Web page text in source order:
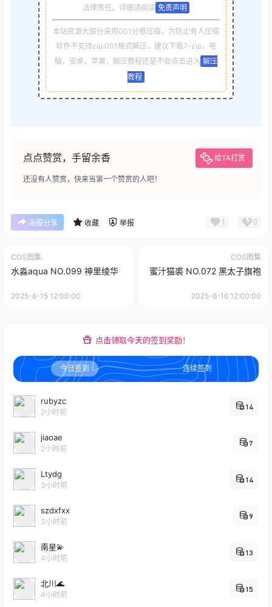
法律责任。详细请阅读 免责声明
本站资源大部分采用001分卷压缩，为防止有人压缩
软件不支持zip.001格式解压，建议下载7-zip，电
脑，安卓，苹果，解压教程还是不会点击进入 解压
教程
点点赞赏，手留余香 给TA打赏
还没有人赞赏，快来当第一个赞赏的人吧！
海报分享 收藏 举报 1 0
COS图集
水淼aqua NO.099 神里绫华
2025-6-15 12:00:00
COS图集
蜜汁猫裘 NO.072 黑太子旗袍
2025-6-16 12:00:00
点击领取今天的签到奖励！
今日签到 连续签到
rubyzc
2小时前
14
jiaoae
2小时前
7
Ltydg
3小时前
14
szdxfxx
3小时前
9
南星💫
4小时前
13
北川🌊
4小时前
15